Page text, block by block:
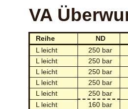
VA
Reihe ND
L leicht
250 bar
L leicht
250 bar
L leicht
250 bar
L leicht
250 bar
L leicht
250 bar
L leicht
160 bar